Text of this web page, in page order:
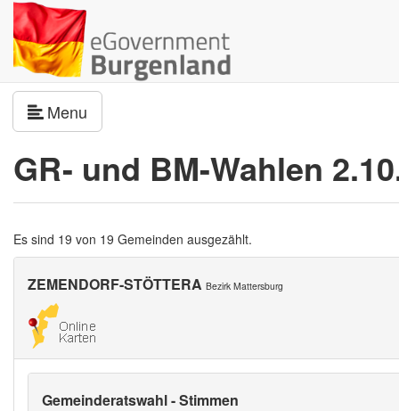
Menu
GR- und BM-Wahlen
Es sind 19 von 19 Gemeinden ausgezählt.
ZEMENDORF-STÖTTERA Bezirk Mattersburg
Gemeinderatswahl - Stimmen